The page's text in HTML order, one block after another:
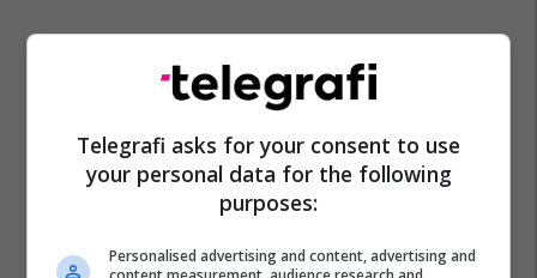
Telegrafi asks for your consent to use
your personal data for the following
purposes:
Personalised advertising and content, advertising and